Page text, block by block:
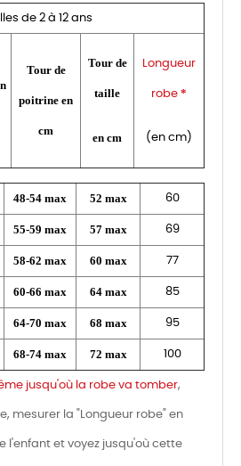
de 2 à 12 ans
Tour de
poitrine en
cm
Tour de
taille
en cm
Longueur
robe *
(en cm)
48-54 max 52 max 60
55-59 max 57 max 69
58-62 max 60 max 77
60-66 max 64 max 85
64-70 max 68 max 95
68-74 max 72 max 100
jusqu'où la robe va tomber,
mesurer la "Longueur robe" en
l'enfant et voyez jusqu'où cette